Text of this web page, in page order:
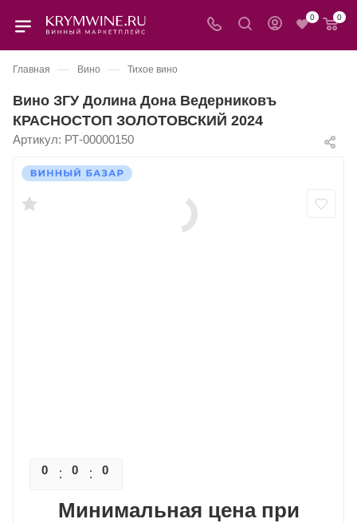
0 0
Главная — Вино — Тихое вино
Вино ЗГУ Долина Дона Ведерниковъ
КРАСНОСТОП ЗОЛОТОВСКИЙ 2024
Артикул: РТ-00000150
0 0 0
Минимальная цена при